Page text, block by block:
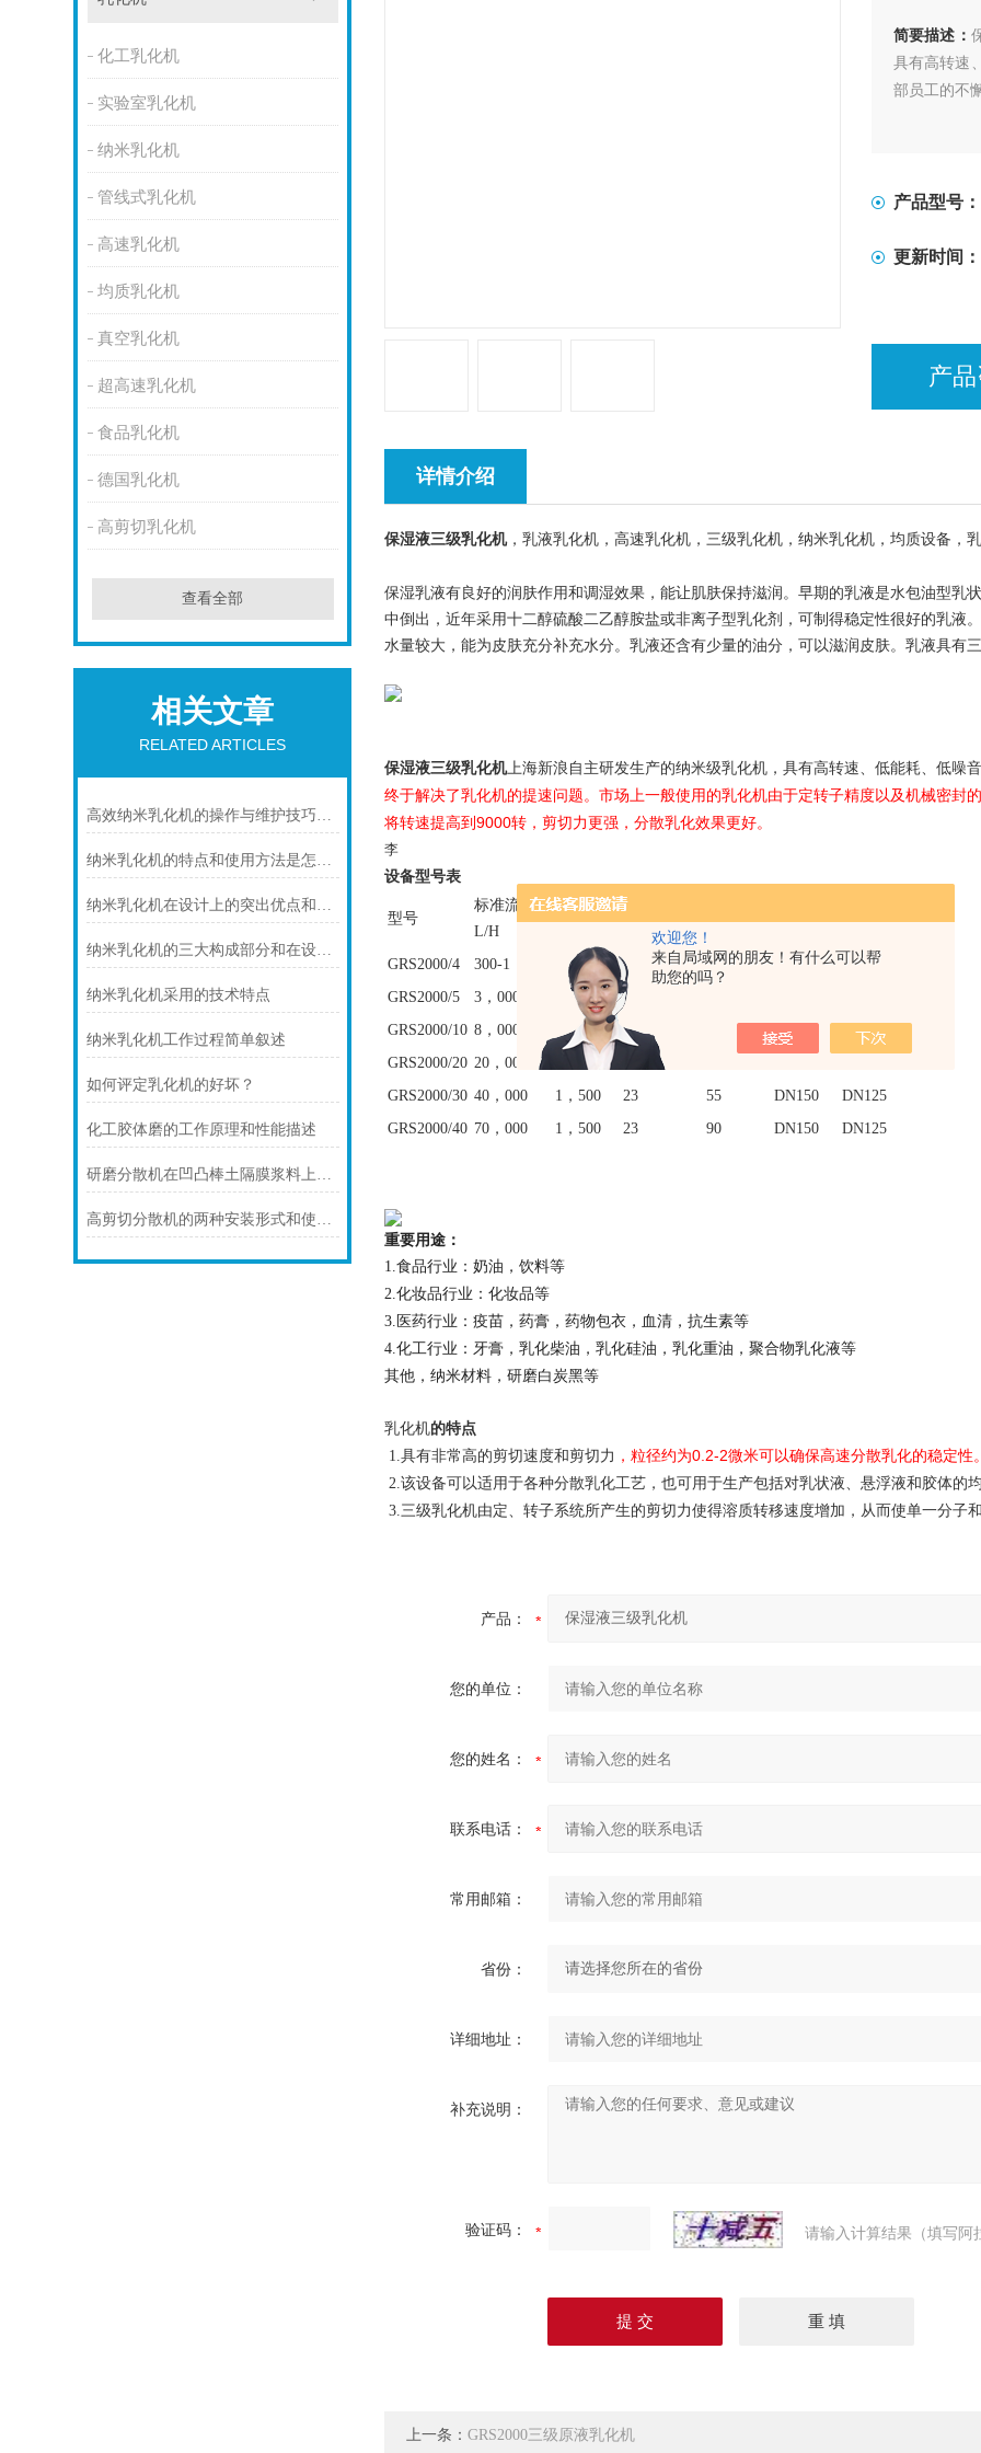
欢迎您！
来自局域网的朋友！有什么可以帮
助您的吗？
化工乳化机
实验室乳化机
纳米乳化机
管线式乳化机
高速乳化机
均质乳化机
真空乳化机
超高速乳化机
食品乳化机
德国乳化机
高剪切乳化机
查看全部
相关文章
RELATED ARTICLES
高效纳米乳化机的操作与维护技巧分析
纳米乳化机的特点和使用方法是怎样的？
纳米乳化机在设计上的突出优点和应用说明
纳米乳化机的三大构成部分和在设计上的突出优点
纳米乳化机采用的技术特点
纳米乳化机工作过程简单叙述
如何评定乳化机的好坏？
化工胶体磨的工作原理和性能描述
研磨分散机在凹凸棒土隔膜浆料上的应用
高剪切分散机的两种安装形式和使用环境条件
简要描述：
具有高转速
部员工的不
产品型号：
更新时间：
产
详情介绍
保湿液三级乳化机，乳液乳化机，高速乳化机，三级乳化机，纳米乳化机，均质设备，
保湿乳液有良好的润肤作用和调湿效果，能让肌肤保持滋润。早期的乳液是水包油型乳
中倒出，近年采用十二醇硫酸二乙醇胺盐或非离子型乳化剂，可制得稳定性很好的乳液
水量较大，能为皮肤充分补充水分。乳液还含有少量的油分，可以滋润皮肤。乳液具有
保湿液三级乳化机上海新浪 自主研发生产的纳米级乳化机，具有高转速、低能耗、低噪
终于解决了乳化机的提速问题。市场上一般使用的乳化机由于定转子精度以及机械密封
将转速提高到9000转，剪切力更强，分散乳化效果更好。
李
设备型号表
型号
标准流量
L/H
输出转速 标准线速度
进口尺寸 出口尺寸
GRS2000/4 300-1 ，000 23 2.2 DN25
DN15
GRS2000/5 3 ，000 ，000 23
GRS2000/10 8 ，000 ，200 23 DN50
DN50
GRS2000/20 20 ，000 ，000
GRS2000/30 40 ，000 1 ，500 23 55 DN150
DN125
GRS2000/40 70 ，000 1 ，500 23 90 DN150 DN125
重要用途：
1.食品行业：奶油，饮料等
2.化妆品行业：化妆品等
3. 医药行业：疫苗，药膏，药物包衣，血清，抗生素等
4.化工行业：牙膏，乳化柴油，乳化硅油，乳化重油，聚合物乳化液等
其他，纳米材料，研磨白炭黑等
乳化机的特点
1.具有非常高的剪切速度和剪切力 ，粒径约为0.2-2微米可以确保高速分散乳化的稳定性。
2.该设备可以适用于各种分散乳化工艺，也可用于生产包括对乳状液、悬浮液和胶体的均
3.三级乳化机由定、转子系统所产生的剪切力使得溶质转移速度增加，从而使单一分子
产品：
您的单位：
您的姓名：
联系电话：
常用邮箱：
省份：
详细地址：
补充说明：
验证码： 请输入计算结果（填写阿
上一条：GRS2000三级原液乳化机